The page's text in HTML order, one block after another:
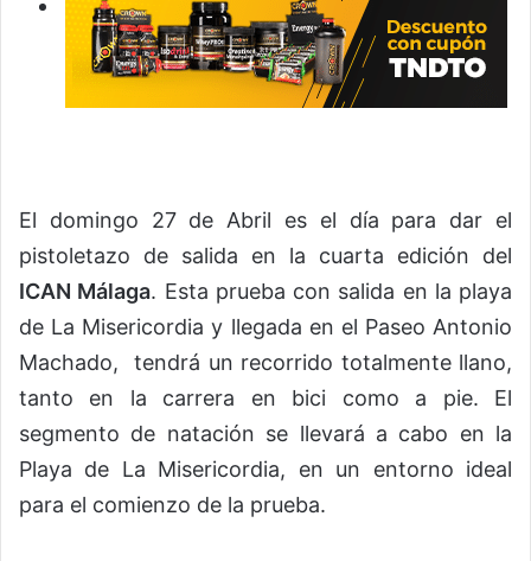
El domingo 27 de Abril es el día para dar el
pistoletazo de salida en la cuarta edición del
ICAN Málaga. Esta prueba con salida en la playa
de La Misericordia y llegada en el Paseo Antonio
Machado, tendrá un recorrido totalmente llano,
tanto en la carrera en bici como a pie. El
segmento de natación se llevará a cabo en la
Playa de La Misericordia, en un entorno ideal
para el comienzo de la prueba.